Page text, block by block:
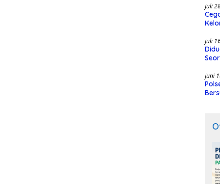
Juli
Juli
Juni